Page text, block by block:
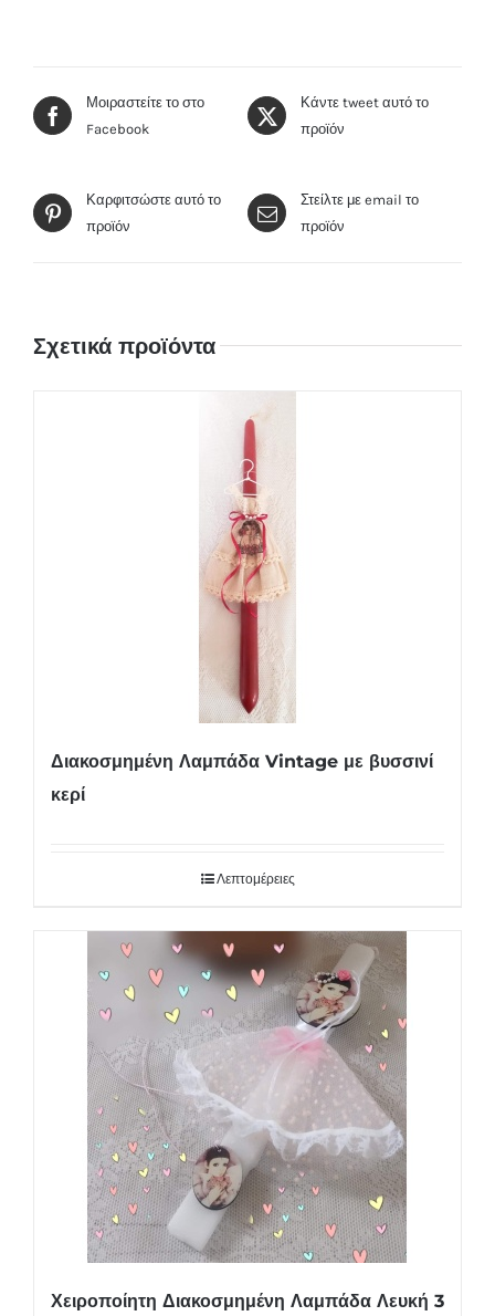
Μοιραστείτε το στο
Facebook
Κάντε tweet αυτό το
προϊόν
Καρφιτσώστε αυτό το
προϊόν
Στείλτε με email το
προϊόν
Σχετικά προϊόντα
Διακοσμημένη Λαμπάδα Vintage με βυσσινί
κερί
Λεπτομέρειες
Χειροποίητη Διακοσμημένη Λαμπάδα Λευκή 3